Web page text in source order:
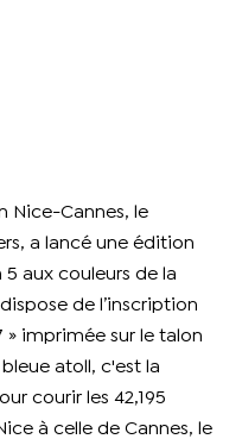
Nice-Cannes, le
a lancé une édition
5 aux couleurs de la
de l’inscription
» imprimée sur le talon
atoll, c'est la
courir les 42,195
à celle de Cannes, le